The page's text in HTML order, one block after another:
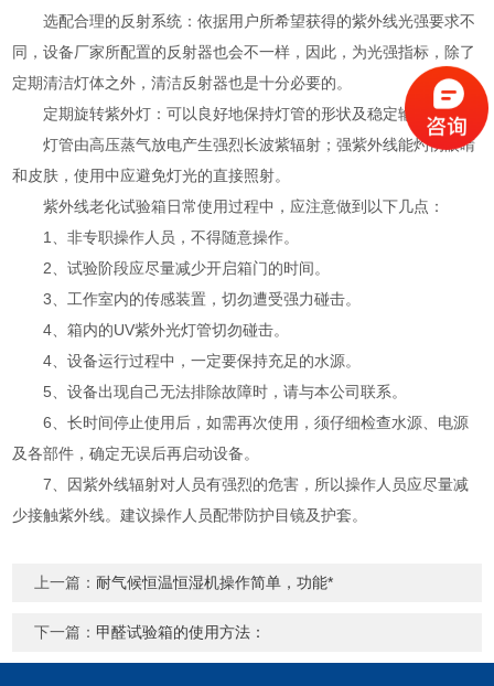
选配合理的反射系统：依据用户所希望获得的紫外线光强要求不
同，设备厂家所配置的反射器也会不一样，因此，为光强指标，除了
定期清洁灯体之外，清洁反射器也是十分必要的。
定期旋转紫外灯：可以良好地保持灯管的形状及稳定输出。
灯管由高压蒸气放电产生强烈长波紫辐射；强紫外线能灼伤眼睛
和皮肤，使用中应避免灯光的直接照射。
紫外线老化试验箱日常使用过程中，应注意做到以下几点：
1、非专职操作人员，不得随意操作。
2、试验阶段应尽量减少开启箱门的时间。
3、工作室内的传感装置，切勿遭受强力碰击。
4、箱内的UV紫外光灯管切勿碰击。
4、设备运行过程中，一定要保持充足的水源。
5、设备出现自己无法排除故障时，请与本公司联系。
6、长时间停止使用后，如需再次使用，须仔细检查水源、电源
及各部件，确定无误后再启动设备。
7、因紫外线辐射对人员有强烈的危害，所以操作人员应尽量减
少接触紫外线。建议操作人员配带防护目镜及护套。
上一篇：耐气候恒温恒湿机操作简单，功能*
下一篇： 甲醛试验箱的使用方法：